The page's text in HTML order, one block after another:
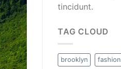
tincidunt.
TAG CLOUD
brooklyn fashion